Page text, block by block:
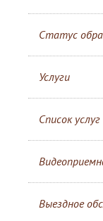
Статус
Услуги
Список услуг
Выездное